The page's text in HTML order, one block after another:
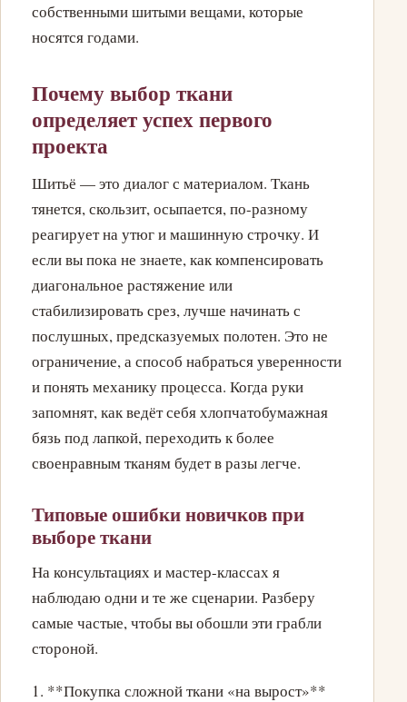
собственными шитыми вещами, которые
носятся годами.
Почему выбор ткани
определяет успех первого
проекта
Шитьё — это диалог с материалом. Ткань
тянется, скользит, осыпается, по-разному
реагирует на утюг и машинную строчку. И
если вы пока не знаете, как компенсировать
диагональное растяжение или
стабилизировать срез, лучше начинать с
послушных, предсказуемых полотен. Это не
ограничение, а способ набраться уверенности
и понять механику процесса. Когда руки
запомнят, как ведёт себя хлопчатобумажная
бязь под лапкой, переходить к более
своенравным тканям будет в разы легче.
Типовые ошибки новичков при
выборе ткани
На консультациях и мастер-классах я
наблюдаю одни и те же сценарии. Разберу
самые частые, чтобы вы обошли эти грабли
стороной.
1. **Покупка сложной ткани «на вырост»**